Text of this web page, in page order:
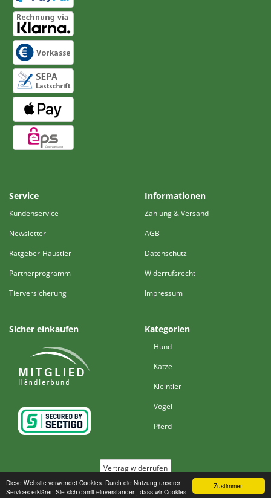
Zustimmen
Diese Website verwendet Cookies. Durch die Nutzung unserer
Services erklären Sie sich damit einverstanden, dass wir Cookies
Service
Kundenservice
Newsletter
Ratgeber-Haustier
Partnerprogramm
Tierversicherung
Informationen
Zahlung & Versand
AGB
Datenschutz
Widerrufsrecht
Impressum
Sicher einkaufen Kategorien
Hund
Katze
Kleintier
Vogel
Pferd
Vertrag widerrufen